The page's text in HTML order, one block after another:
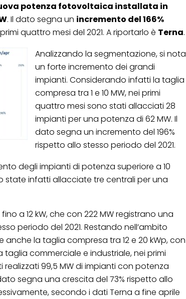
potenza fotovoltaica installata in
. Il dato segna un incremento del 166%
quattro mesi del 2021. A riportarlo è Terna.
Analizzando la segmentazione, si nota
un forte incremento dei grandi
impianti. Considerando infatti la taglia
compresa tra 1 e 10 MW, nei primi
quattro mesi sono stati allacciati 28
impianti per una potenza di 62 MW. Il
dato segna un incremento del 196%
rispetto allo stesso periodo del 2021.
degli impianti di potenza superiore a 10
state infatti allacciate tre centrali per una
a 12 kW, che con 222 MW registrano una
periodo del 2021. Restando nell’ambito
anche la taglia compresa tra 12 e 20 kWp, con
taglia commerciale e industriale, nei primi
99,5 MW di impianti con potenza
segna una crescita del 73% rispetto allo
secondo i dati Terna a fine aprile